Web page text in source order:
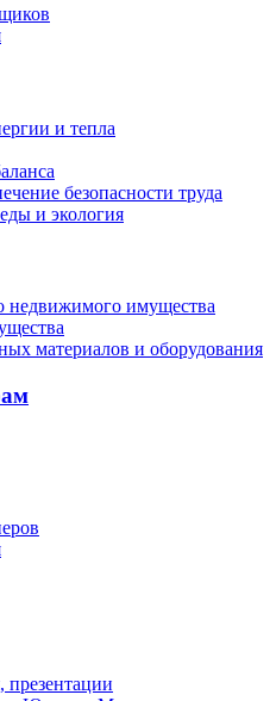
и тепла
безопасности труда
и экология
недвижимого имущества
материалов и оборудования